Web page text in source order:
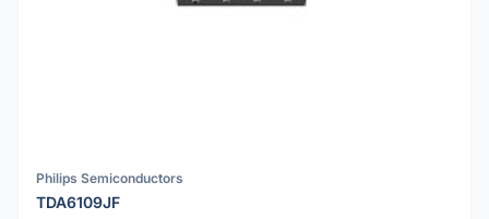
Philips Semiconductors
TDA6109JF